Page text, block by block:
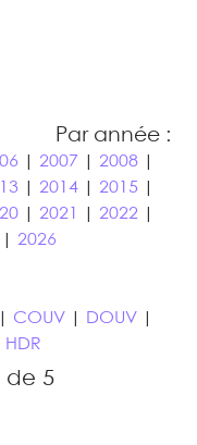
Par année :
2007 2008|
| 2014| 2015|
| 2021 2022|
2026
COUV DOUV
HDR
de 5